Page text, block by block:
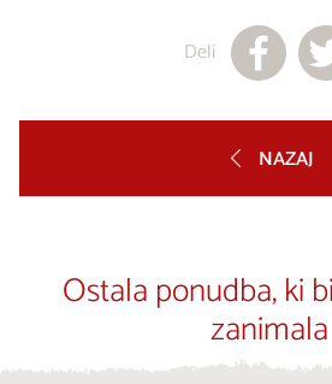
Deli
NAZAJ
Ostala ponudba, ki
zanimala